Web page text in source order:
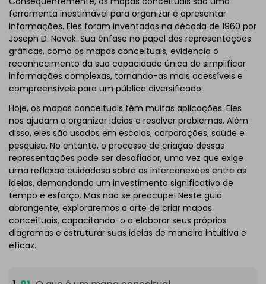
ferramenta inestimável para organizar e apresentar
informações. Eles foram inventados na década de 1960 por
Joseph D. Novak. Sua ênfase no papel das representações
gráficas, como os mapas conceituais, evidencia o
reconhecimento da sua capacidade única de simplificar
informações complexas, tornando-as mais acessíveis e
compreensíveis para um público diversificado.
Hoje, os mapas conceituais têm muitas aplicações. Eles
nos ajudam a organizar ideias e resolver problemas. Além
disso, eles são usados ​​em escolas, corporações, saúde e
pesquisa. No entanto, o processo de criação dessas
representações pode ser desafiador, uma vez que exige
uma reflexão cuidadosa sobre as interconexões entre as
ideias, demandando um investimento significativo de
tempo e esforço. Mas não se preocupe! Neste guia
abrangente, exploraremos a arte de criar mapas
conceituais, capacitando-o a elaborar seus próprios
diagramas e estruturar suas ideias de maneira intuitiva e
eficaz.